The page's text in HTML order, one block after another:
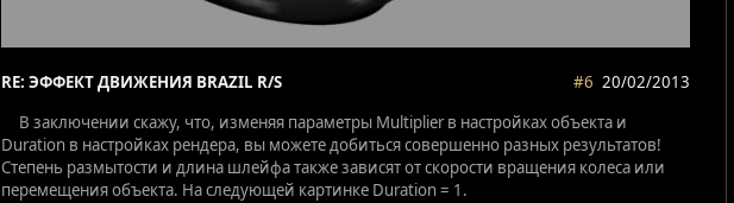
20/02/2013
#6
RE: ЭФФЕКТ ДВИЖЕНИЯ BRAZIL R/S
В заключении скажу, что, изменяя параметры Multiplier в настройках объекта и
Duration в настройках рендера, вы можете добиться совершенно разных результатов!
Степень размытости и длина шлейфа также зависят от скорости вращения колеса или
перемещения объекта. На следующей картинке Duration = 1.